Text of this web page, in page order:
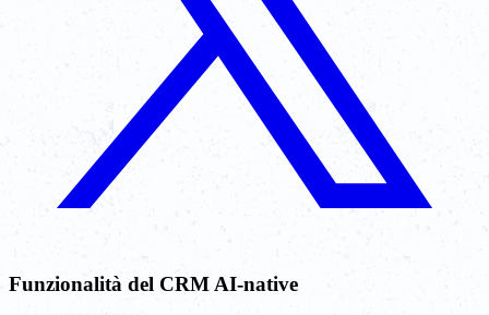
Funzionalità del CRM AI-native